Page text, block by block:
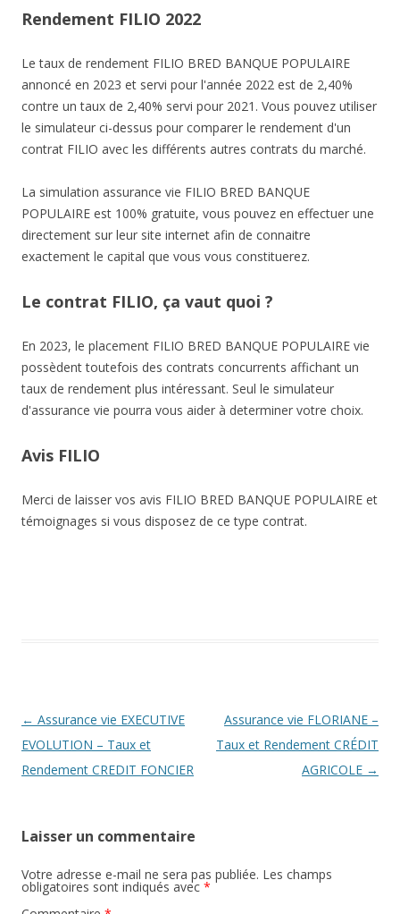
Rendement FILIO 2022
Le taux de rendement FILIO BRED BANQUE POPULAIRE
annoncé en 2023 et servi pour l'année 2022 est de 2,40%
contre un taux de 2,40% servi pour 2021. Vous pouvez utiliser
le simulateur ci-dessus pour comparer le rendement d'un
contrat FILIO avec les différents autres contrats du marché.
La simulation assurance vie FILIO BRED BANQUE
POPULAIRE est 100% gratuite, vous pouvez en effectuer une
directement sur leur site internet afin de connaitre
exactement le capital que vous vous constituerez.
Le contrat FILIO, ça vaut quoi ?
En 2023, le placement FILIO BRED BANQUE POPULAIRE vie
possèdent toutefois des contrats concurrents affichant un
taux de rendement plus intéressant. Seul le simulateur
d'assurance vie pourra vous aider à determiner votre choix.
Avis FILIO
Merci de laisser vos avis FILIO BRED BANQUE POPULAIRE et
témoignages si vous disposez de ce type contrat.
Navigation
des
articles
← Assurance vie EXECUTIVE
EVOLUTION – Taux et
Rendement CREDIT FONCIER
Assurance vie FLORIANE –
Taux et Rendement CRÉDIT
AGRICOLE →
Laisser un commentaire
Votre adresse e-mail ne sera pas publiée. Les champs
obligatoires sont indiqués avec *